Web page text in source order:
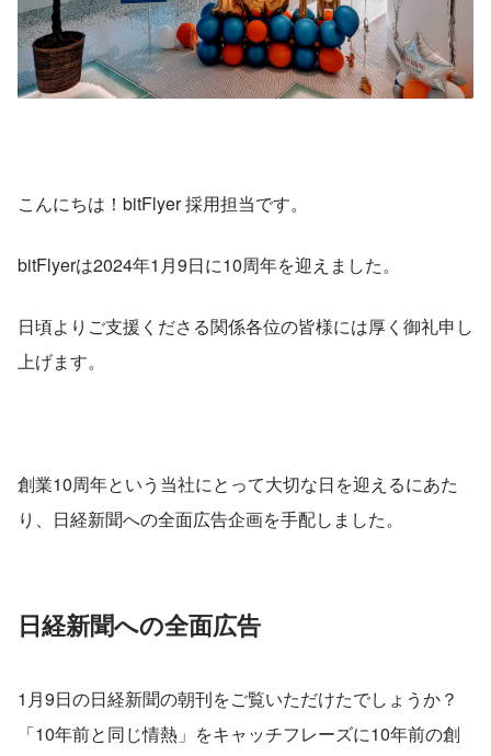
こんにちは！bitFlyer 採用担当です。
bitFlyerは2024年1月9日に10周年を迎えました。
日頃よりご支援くださる関係各位の皆様には厚く御礼申し
上げます。
創業10周年という当社にとって大切な日を迎えるにあた
り、日経新聞への全面広告企画を手配しました。
日経新聞への全面広告
1月9日の日経新聞の朝刊をご覧いただけたでしょうか？
「10年前と同じ情熱」をキャッチフレーズに10年前の創